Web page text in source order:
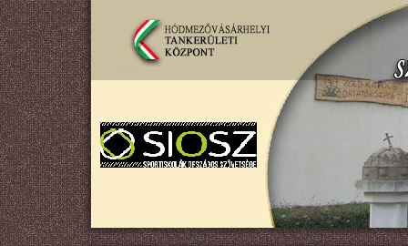
Ugrás a tartalomra